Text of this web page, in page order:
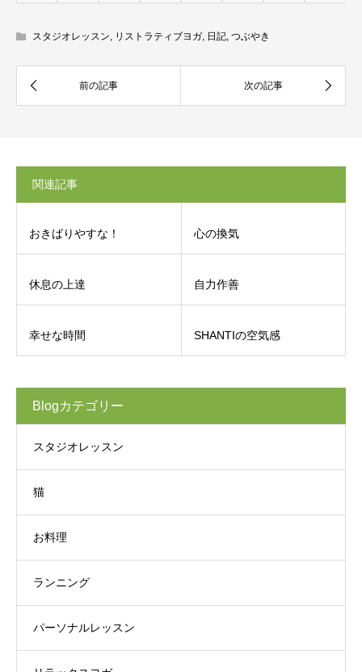
スタジオレッスン リストラティブヨガ 日記 つぶやき
関連記事
おきばりやすな！ 心の換気
休息の上達 自力作善
幸せな時間 SHANTIの空気感
Blogカテゴリー
スタジオレッスン
猫
お料理
ランニング
パーソナルレッスン